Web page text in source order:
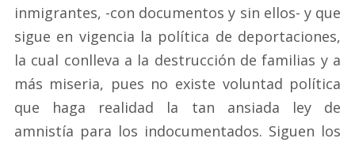
inmigrantes, -con documentos y sin ellos- y que
sigue en vigencia la política de deportaciones,
la cual conlleva a la destrucción de familias y a
más miseria, pues no existe voluntad política
que haga realidad la tan ansiada ley de
amnistía para los indocumentados. Siguen los